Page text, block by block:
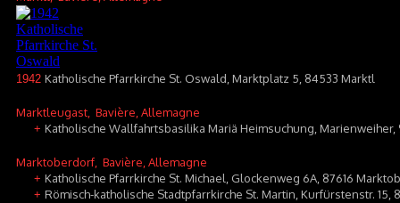
1942 Katholische Pfarrkirche St. Oswald, Marktplatz 5, 84533 Marktl
Marktleugast , Bavière, Allemagne
+ Katholische Wallfahrtsbasilika Mariä Heimsuchung,
Marktoberdorf , Bavière, Allemagne
+ Katholische Pfarrkirche St. Michael, Glockenweg 6A, 87616
+ Römisch-katholische Stadtpfarrkirche St. Martin, Kurfürstenstr. 15,